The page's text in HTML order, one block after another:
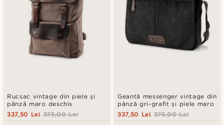
Rucsac vintage din piele și
pânză maro deschis
375,00 Lei
337,50 Lei
Geantă messenger vintage din
pânză gri-grafit și piele maro
375,00 Lei
337,50 Lei